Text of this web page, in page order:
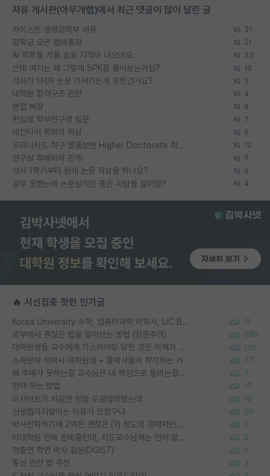
자유 게시판(아무개랩)에서 최근 댓글이 많이 달린 글
카이스트 경영공학부 서류 31
장학금 모은 랩비통장 21
AI 학회들 거품 슬슬 지적이 나오네요 33
근데 여기는 왜 그렇게 SPK를 물어보는거임? 18
석사가 1저자 논문 가져가는게 흔한건가요? 5
대학원 합격구조 관련 4
면접 복장 9
편입생 학부연구생 질문 7
세컨티어 학회의 위상 6
우리나라도 학구 열풍보면 Higher Doctorate 학위가 필요하다고 봅니다. 12
연구실 후배와의 관계 5
석사 1학기부터 원래 논문 작성을 하나요? 9
공부 못했는데 논문실적은 좋은 사람을 싫어함? 4
🔥 시선집중 핫한 인기글
Korea University 수학, 컴퓨터과학 이학사, UC Berkeley 산업공학 대학원 공학박사가 되는 것은 쉽지 않겠죠? 11
외부에서 괜찮은 랩을 알아보는 방법 (장문주의) 280
대학원생들 교수에게 가스라이팅 당한 것은 이해가 갑니다. 안타깝네요. 120
소재분야 석박사 대학원생 + 물박사들이 착각하는 거 77
왜 후배가 못하는걸 교수님은 내 책임으로 돌리는걸까요? 7
편애 하는 방법 17
이사이트가 처음엔 정말 도움많이됐는데 16
신생랩가지말라는 이유가 있었구나 20
박사진학하기에 2억은 괜찮은 (?) 정도의 경제력인가요 7
타대학원 컨텍 준비중인데, 지도교수님께는 언제 말씀드려야 할까요? 2
정출연 학연 박사 질문(DGIST) 2
통신 관련 랩 추천 3